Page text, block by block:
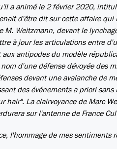
a animé le 2 février 2020,
d'être dit sur cette affaire
Weitzmann, devant le
à jour les articulations entre
antipodes du modèle
d'une défense dévoyée des
devant une avalanche de
des événements a priori sans
hair". La clairvoyance de Marc
sur l'antenne de France
l'hommage de mes sentiments